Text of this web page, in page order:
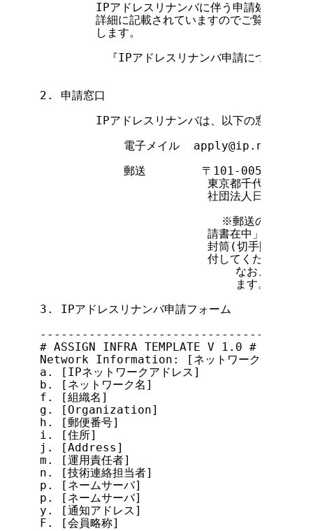
IPアドレスリナンバに伴う申請処理の流れ
詳細に記載されていますのでご覧の上、申
        します。
　『IPアドレスリナンバ申請について(業
2. 申請窓口
IPアドレスリナンバは、以下の窓口に申請
電子メイル
            郵送        〒101-0052
東京都千代田区神田
社団法人日本ネットワ
※郵送の場合は封
　　　　　　　　　　請書在中」と朱書き
　　　　　　　　　　封筒(切手貼付)を一
        　　　　　　　　　　付してください。
なお、返信用封
                            ます。
3. IPアドレスリナンバ申請フォーム
# ASSIGN INFRA TEMPLATE V 1.0 #
Network Information: [ネットワーク情報]
a. [IPネットワークアドレス]
b. [ネットワーク名]
f. [組織名]
g. [Organization]
h. [郵便番号]
i. [住所]
j. [Address]
m. [運用責任者]
n. [技術連絡担当者]
p. [ネームサーバ]
p. [ネームサーバ]
y. [通知アドレス]
F. [会員略称]